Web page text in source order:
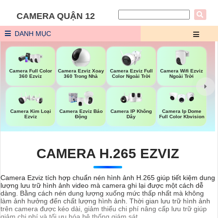
CAMERA QUẬN 12
DANH MỤC
Camera Full Color
360 Ezviz
Camera Ezviz Xoay
360 Trong Nhà
Camera Ezviz Full
Color Ngoài Trời
Camera Wifi Ezviz
Ngoài Trời
Camera Kim Loại
Ezviz
Camera Ezviz Báo
Động
Camera IP Không
Dây
Camera Ip Dome
Full Color Kbvision
CAMERA H.265 EZVIZ
Camera Ezviz tích hợp chuẩn nén hình ảnh H.265 giúp tiết kiệm dung
lượng lưu trữ hình ảnh video mà camera ghi lại được một cách dễ
dàng. Bằng cách nén dung lượng xuống mức thấp nhất mà không
làm ảnh hưởng đến chất lượng hình ảnh. Thời gian lưu trữ hình ảnh
trên camera được kéo dài, giảm thiểu chi phí nâng cấp lưu trữ giúp